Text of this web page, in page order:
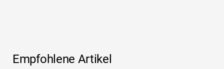
Empfohlene Artikel